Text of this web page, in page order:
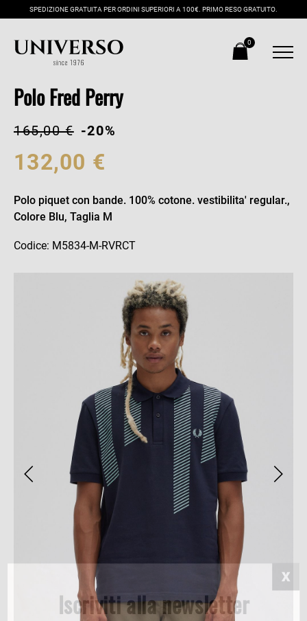
SPEDIZIONE GRATUITA PER ORDINI SUPERIORI A 100€. PRIMO RESO GRATUITO.
0
Polo Fred Perry
165,00 € -20%
132,00 €
Polo piquet con bande. 100% cotone. vestibilita' regular.,
Colore Blu, Taglia M
Codice: M5834-M-RVRCT
Iscriviti alla newsletter